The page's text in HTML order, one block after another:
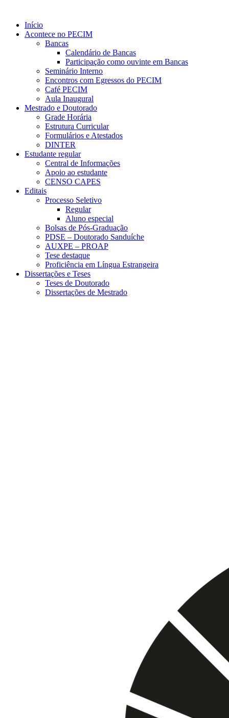
Início
Acontece no PECIM
Bancas
Calendário de Bancas
Participação como ouvinte em Bancas
Seminário Interno
Encontros com Egressos do PECIM
Café PECIM
Aula Inaugural
Mestrado e Doutorado
Grade Horária
Estrutura Curricular
Formulários e Atestados
DINTER
Estudante regular
Central de Informações
Apoio ao estudante
CENSO CAPES
Editais
Processo Seletivo
Regular
Aluno especial
Bolsas de Pós-Graduação
PDSE – Doutorado Sanduíche
AUXPE – PROAP
Tese destaque
Proficiência em Língua Estrangeira
Dissertações e Teses
Teses de Doutorado
Dissertações de Mestrado